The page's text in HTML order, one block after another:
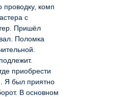
проводку, комп
с
Пришёл
Поломка
приобрести
Я был приятно
В основном